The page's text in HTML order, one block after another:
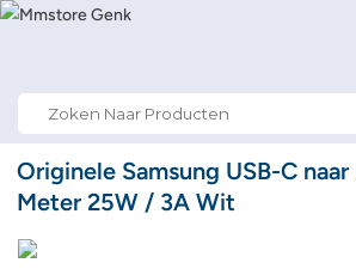
Originele Samsung USB-C naar
Meter 25W / 3A Wit